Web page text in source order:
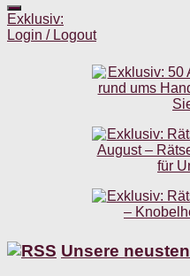
Exklusiv:
Login / Logout
Unsere